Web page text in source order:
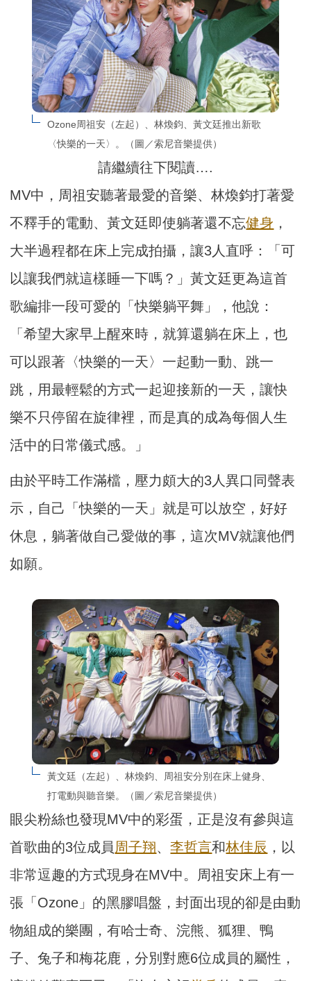
Ozone周祖安（左起）、林煥鈞、黃文廷推出新歌
〈快樂的一天〉。（圖／索尼音樂提供）
請繼續往下閱讀….
MV中，周祖安聽著最愛的音樂、林煥鈞打著愛
不釋手的電動、黃文廷即使躺著還不忘健身 ，
大半過程都在床上完成拍攝，讓3人直呼：「可
以讓我們就這樣睡一下嗎？」黃文廷更為這首
歌編排一段可愛的「快樂躺平舞」，他說：
「希望大家早上醒來時，就算還躺在床上，也
可以跟著〈快樂的一天〉一起動一動、跳一
跳，用最輕鬆的方式一起迎接新的一天，讓快
樂不只停留在旋律裡，而是真的成為每個人生
活中的日常儀式感。」
由於平時工作滿檔，壓力頗大的3人異口同聲表
示，自己「快樂的一天」就是可以放空，好好
休息，躺著做自己愛做的事，這次MV就讓他們
如願。
黃文廷（左起）、林煥鈞、周祖安分別在床上健身、
打電動與聽音樂。（圖／索尼音樂提供）
眼尖粉絲也發現MV中的彩蛋，正是沒有參與這
首歌曲的3位成員 周子翔、李哲言和林佳辰 ，以
非常逗趣的方式現身在MV中。周祖安床上有一
張「Ozone」的黑膠唱盤，封面出現的卻是由動
物組成的樂團，有哈士奇、浣熊、狐狸、鴨
子、兔子和梅花鹿，分別對應6位成員的屬性，